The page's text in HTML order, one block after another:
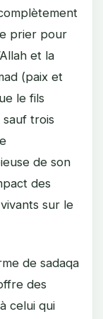
prier pour
et la
(paix et
le fils
sauf trois
de son
des
sur le
de sadaqa
des
celui qui